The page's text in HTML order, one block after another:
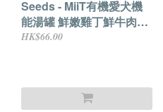
Seeds - MiiT有機愛犬機
能湯罐 鮮嫩雞丁鮮牛肉湯
佐雞絲+糙米 80GX6
HK$66.00